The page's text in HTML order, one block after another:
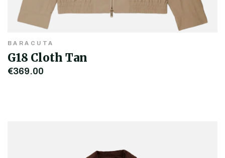
BARACUTA
G18 Cloth Tan
€369,00